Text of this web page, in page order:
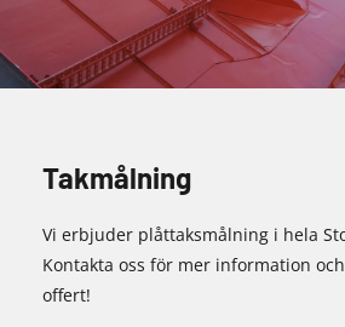
Takmålning
Vi erbjuder plåttaksmålning i hela
Kontakta oss för mer information
offert!